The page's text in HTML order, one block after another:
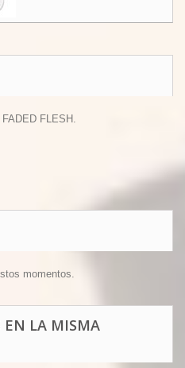
FLESH.
momentos.
EN LA MISMA